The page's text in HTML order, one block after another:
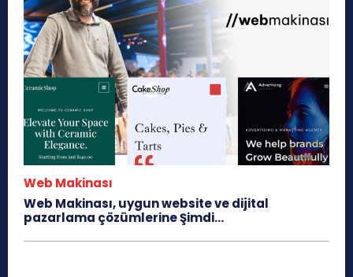
Web Makinası
Web Makinası, uygun website ve dijital
pazarlama çözümlerine Şimdi...